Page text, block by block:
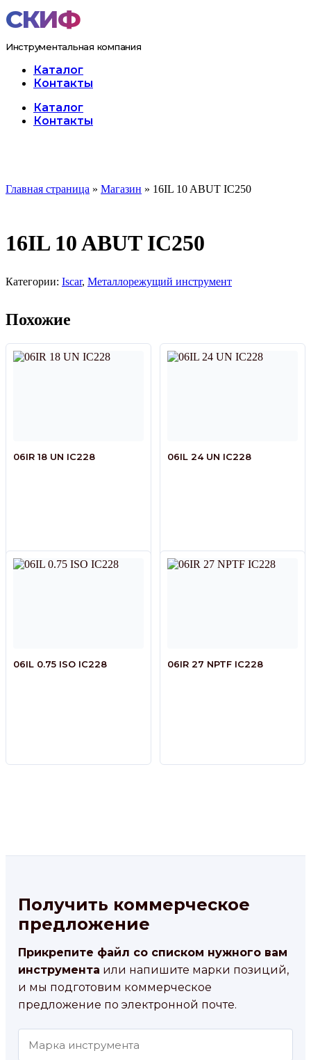
Перейти
к
Инструментальная компания
Каталог
Контакты
МенюКаталог
Контакты
Главная страница » Магазин » 16IL 10 ABUT IC250
16IL 10 ABUT IC250
Категории: Iscar, Металлорежущий инструмент
Похожие
06IR 18 UN IC228 06IL 24 UN IC228
06IL 0.75 ISO IC228 06IR 27 NPTF IC228
Получить коммерческое
предложение
Прикрепите файл со списком нужного вам
инструмента или напишите марки позиций,
и мы подготовим коммерческое
предложение по электронной почте.